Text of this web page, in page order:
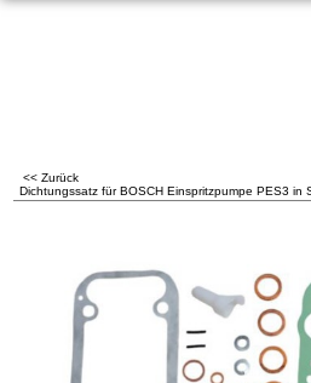
<< Zurück
Dichtungssatz für BOSCH Einspritzpumpe PES3 in